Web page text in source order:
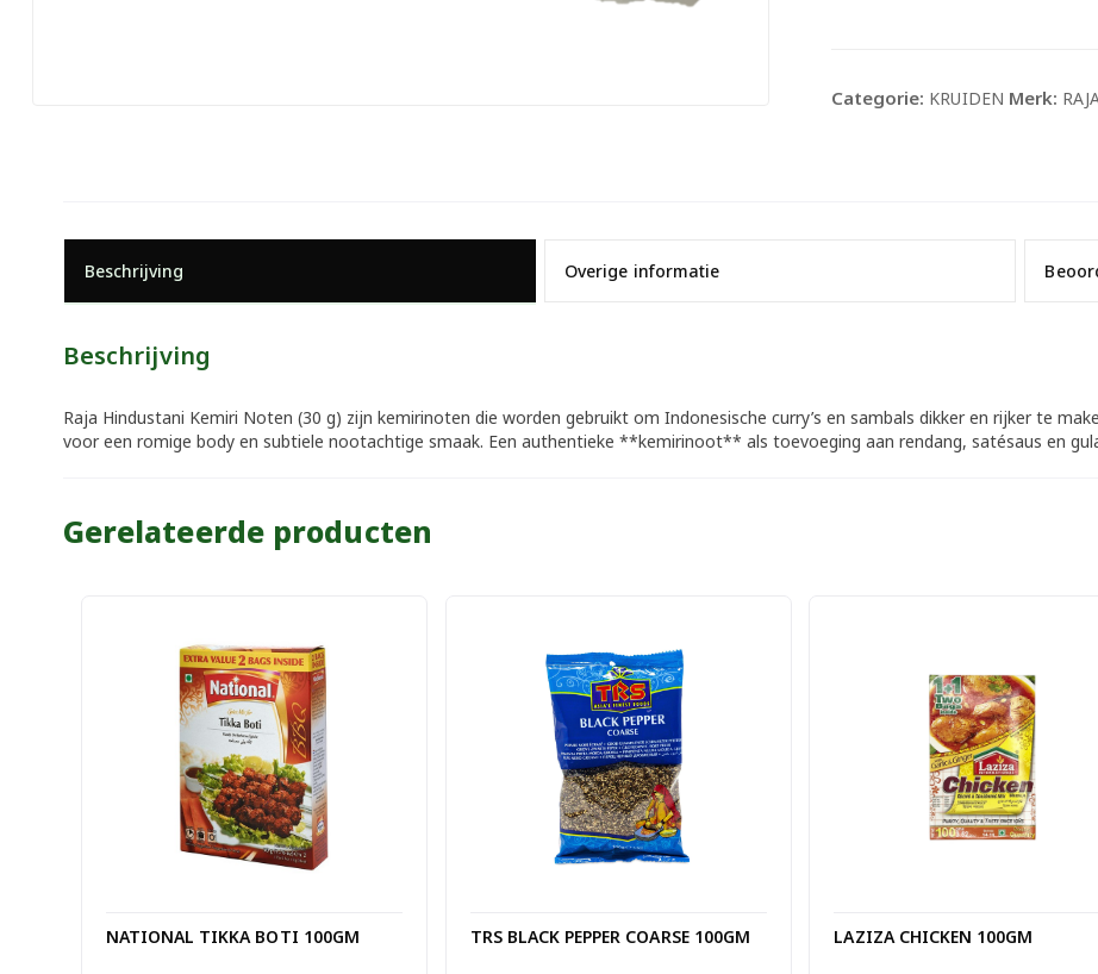
Categorie: KRUIDEN Merk:
Beschrijving Overige informatie
Beschrijving
Raja Hindustani Kemiri Noten (30 g) zijn kemirinoten die worden gebruikt om Indonesische curry’s en sambals dikker en rijker te
voor een romige body en subtiele nootachtige smaak. Een authentieke **kemirinoot** als toevoeging aan rendang, satésaus en
Gerelateerde producten
NATIONAL TIKKA BOTI 100GM TRS BLACK PEPPER COARSE 100GM LAZIZA CHICKEN 100GM